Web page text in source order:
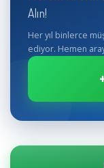
Alın!
Her yıl binlerce
ediyor. Hemen